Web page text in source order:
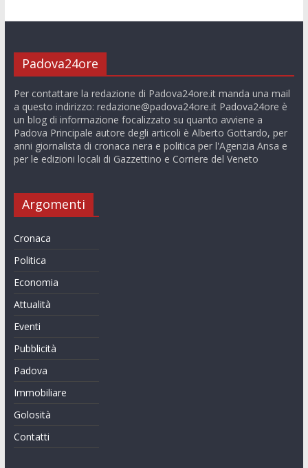
Padova24ore
Per contattare la redazione di Padova24ore.it manda una mail
a questo indirizzo: redazione@padova24ore.itPadova24ore è
un blog di informazione focalizzato su quanto avviene a
Padova Principale autore degli articoli è Alberto Gottardo, per
anni giornalista di cronaca nera e politica per l'Agenzia Ansa e
per le edizioni locali di Gazzettino e Corriere del Veneto
Argomenti
Cronaca
Politica
Economia
Attualità
Eventi
Pubblicità
Padova
Immobiliare
Golosità
Contatti